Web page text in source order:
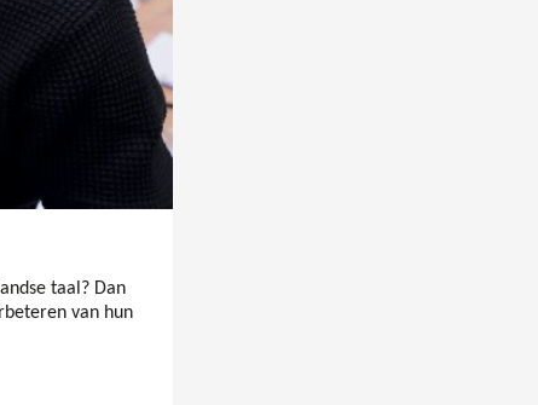
taal? Dan
van hun